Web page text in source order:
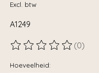
Excl. btw
A1249
De beoordeling van dit
(0)
Hoeveelheid: